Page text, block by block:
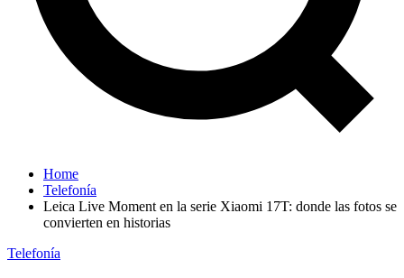
Home
Telefonía
Leica Live Moment en la serie Xiaomi 17T: donde las fotos se
convierten en historias
Telefonía